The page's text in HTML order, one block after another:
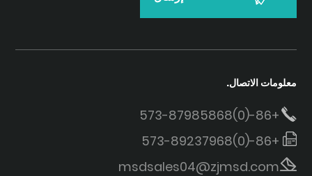
معلومات الاتصال.
+86-(0)573-87985868
+86-(0)573-89237968
msdsales04@zjmsd.com